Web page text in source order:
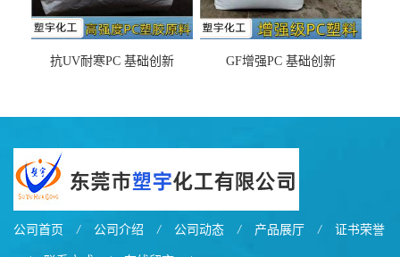
抗UV耐寒PC 基础创新
GF增强PC 基础创新
公司首页 / 公司介绍 / 公司动态 / 产品展厅 / 证书荣誉